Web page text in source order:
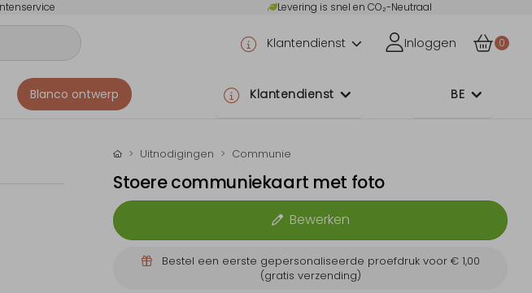
Levering is snel en CO₂-Neutraal
Klantendienst Inloggen 0
Blanco ontwerp Klantendienst BE
Uitnodigingen Communie
Stoere communiekaart met foto
Bewerken
Bestel een eerste gepersonaliseerde proefdruk voor € 1,00
(gratis verzending)